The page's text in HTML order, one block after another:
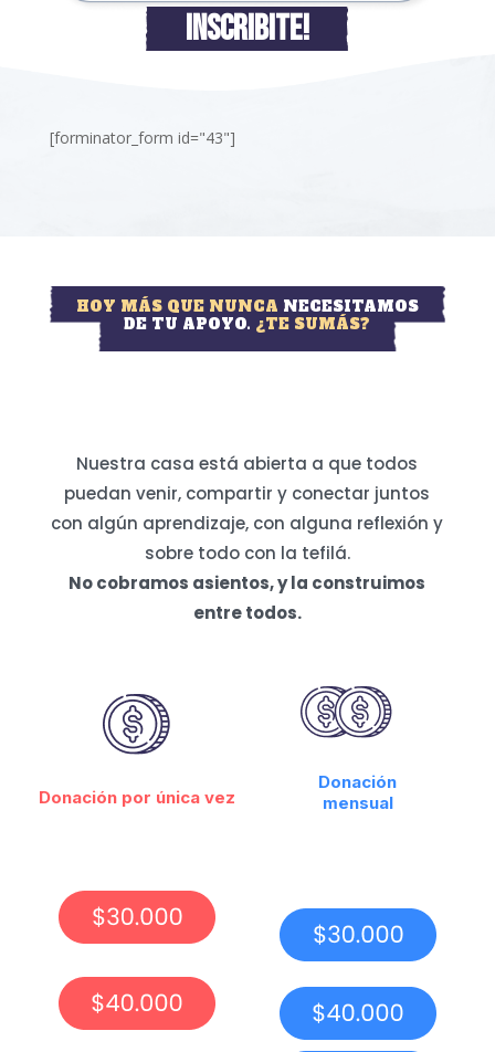
INSCRIBITE!
[forminator_form id="43"]
HOY MÁS QUE NUNCA NECESITAMOS
DE TU APOYO. ¿TE SUMÁS?
Nuestra casa está abierta a que todos
puedan venir, compartir y conectar juntos
con algún aprendizaje, con alguna reflexión y
sobre todo con la tefilá.
No cobramos asientos, y la construimos
entre todos.
Donación por única vez
Donación
mensual